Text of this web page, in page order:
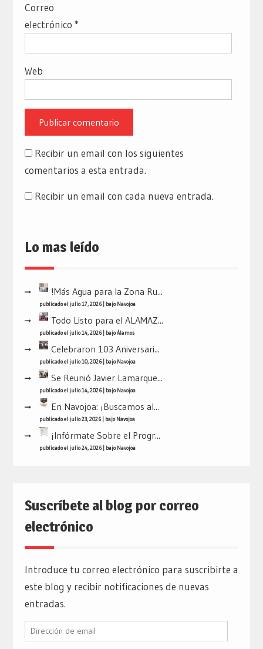
Correo
electrónico *
Web
Recibir un email con los siguientes
comentarios a esta entrada.
Recibir un email con cada nueva entrada.
Lo mas leído
!Más Agua para la Zona Ru...
publicado el julio 17, 2026| bajo Navojoa
Todo Listo para el ALAMAZ...
publicado el julio 14, 2026| bajoÁlamos
Celebraron 103 Aniversari...
publicado el julio 10, 2026| bajo Navojoa
Se Reunió Javier Lamarque...
publicado el julio 14, 2026| bajo Navojoa
En Navojoa: ¡Buscamos al...
publicado el julio 23, 2026| bajo Navojoa
¡Infórmate Sobre el Progr...
publicado el julio 24, 2026| bajo Navojoa
Suscríbete al blog por correo
electrónico
Introduce tu correo electrónico para suscribirte a
este blog y recibir notificaciones de nuevas
entradas.
Dirección